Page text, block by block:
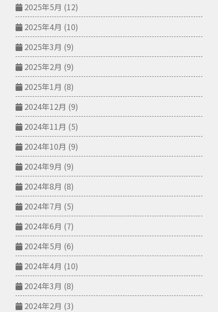
2025年5月 (12)
2025年4月 (10)
2025年3月 (9)
2025年2月 (9)
2025年1月 (8)
2024年12月 (9)
2024年11月 (5)
2024年10月 (9)
2024年9月 (9)
2024年8月 (8)
2024年7月 (5)
2024年6月 (7)
2024年5月 (6)
2024年4月 (10)
2024年3月 (8)
2024年2月 (3)